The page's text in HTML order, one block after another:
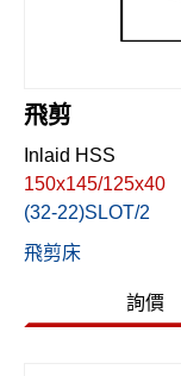
飛剪
詢價
Inlaid HSS
150x145/125x40
(32-22)SLOT/2
飛剪床
粉碎刀
大圓切刀
食品切刀
聯絡我們